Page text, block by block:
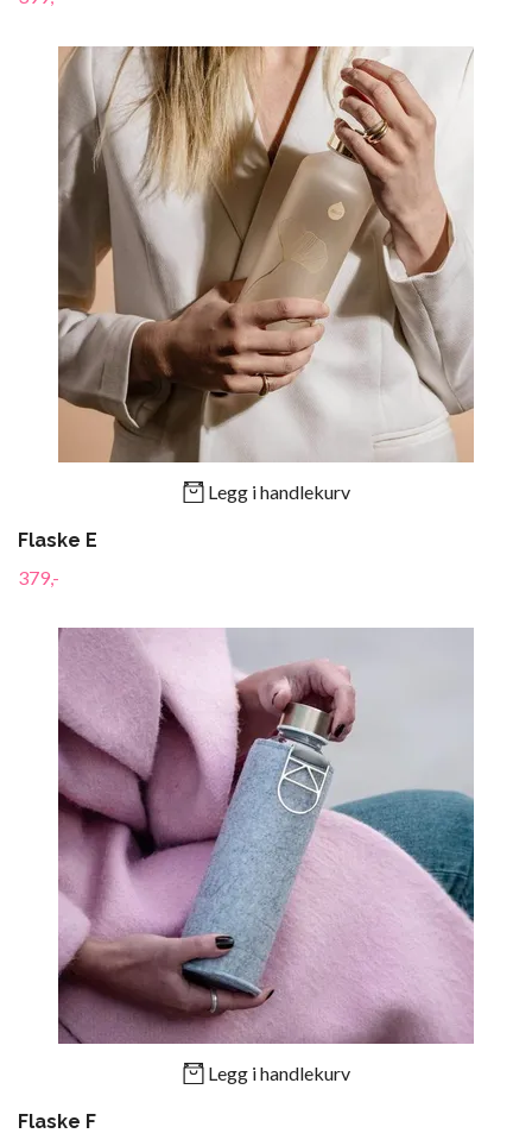
Legg i handlekurv
Flaske E
379,-
Legg i handlekurv
Flaske F